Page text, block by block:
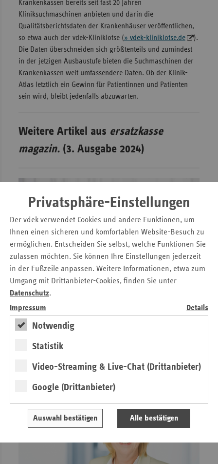
Privatsphäre-Einstellungen
Der vdek verwendet Cookies und andere Funktionen, um
Ihnen einen sicheren und komfortablen Website-Besuch zu
ermöglichen. Entscheiden Sie selbst, welche Funktionen Sie
zulassen möchten. Sie können Ihre Einstellungen jederzeit
in der Fußzeile anpassen. Weitere Informationen, etwa zum
Umgang mit Drittanbieter-Cookies, finden Sie unter
Datenschutz.
Impressum
Details
Notwendig
Statistik
Video-Streaming & Live-Chat (Drittanbieter)
Google (Drittanbieter)
Auswahl bestätigen Alle bestätigen
Krankenkassen bereits seit fast 20 Jahren
Kliniksuchmaschinen anbieten und darin die
Qualitätsberichtsdaten der Krankenhäuser veröffentlichen,
so etwa auch der vdek-Kliniklotse (» vdek-kliniklotse.de
).
Die Daten überschneiden sich größtenteils und zumindest
in der jetzigen Ausbaustufe bieten die Suchmaschinen der
Krankenkassen weit umfassendere Daten. Ob der Klinik-
Atlas letztlich ein Gewinn für Patientinnen und Patienten
sein wird, bleibt jedenfalls abzuwarten.
Weitere Artikel aus ersatzkasse
magazin.(3. Ausgabe 2024)
Editorial
Wo bleibt die Revolution?
von Michaela Gottfried